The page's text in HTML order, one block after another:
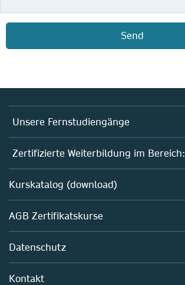
Send
Unsere Fernstudiengänge
Fernstudium Biologie
Fernstudium B. Sc. Chemie
Fernstudium M. Sc. Biotechnologie
Zertifizierte Weiterbildung im Bereich:
AZAV-geförderte Weiterbildungskurse
Biotechnologie
Chemie
Mitarbeiterführung im Labor
Kurskatalog (download)
AGB Zertifikatskurse
Datenschutz
Kontakt